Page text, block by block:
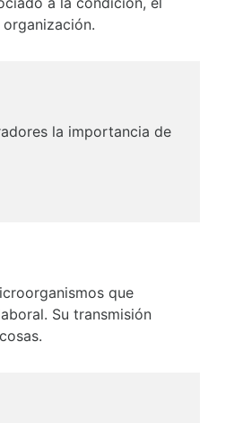
la importancia de
que
Su transmisión